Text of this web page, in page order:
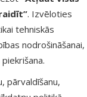
. Izvēloties
tehniskās
nodrošināšanai,
pārvaldīšanu,
jau 50 gadus
preču zīmoliem
produktu klāstu
dažādu preču
un akvāriju
komfortu
labsajūtu,
uzvedību,